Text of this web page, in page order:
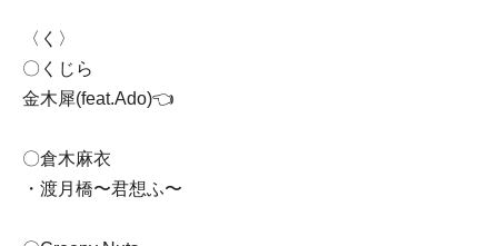
〈く〉
〇くじら
金木犀(feat.Ado)👈
〇倉木麻衣
・渡月橋〜君想ふ〜